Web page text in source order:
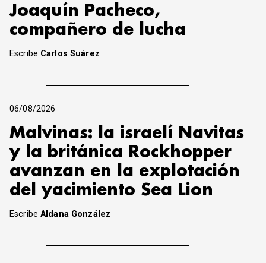
Joaquín Pacheco,
compañero de lucha
Escribe Carlos Suárez
06/08/2026
Malvinas: la israelí Navitas
y la británica Rockhopper
avanzan en la explotación
del yacimiento Sea Lion
EscribeAldana González